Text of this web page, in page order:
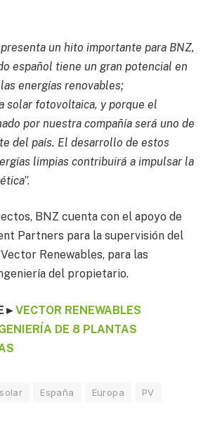
un hito importante para BNZ,
español tiene un gran potencial en
energías renovables;
solar fotovoltaica, y porque el
por nuestra compañía será uno de
del país. El desarrollo de estos
limpias contribuirá a impulsar la
”.
BNZ cuenta con el apoyo de
Partners para la supervisión del
Renewables, para las
del propietario.
►VECTOR RENEWABLES
DE 8 PLANTAS
España Europa
PV